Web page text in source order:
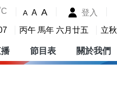
A A A 登入
丙午 馬年 六月廿五 立秋
節目表 關於我們